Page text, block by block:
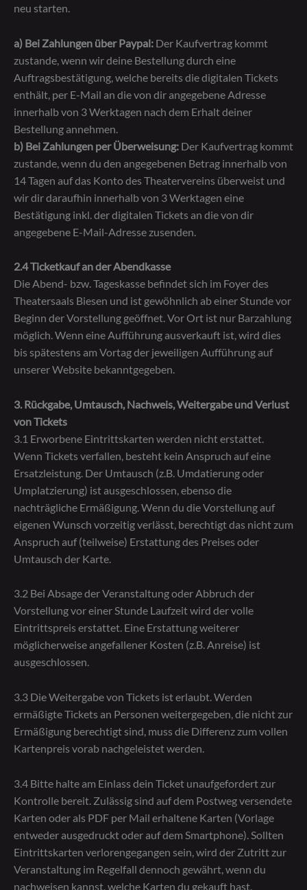
neu starten.
a) Bei Zahlungen über Paypal: Der Kaufvertrag kommt
zustande, wenn wir deine Bestellung durch eine
Auftragsbestätigung, welche bereits die digitalen Tickets
enthält, per E-Mail an die von dir angegebene Adresse
innerhalb von 3 Werktagen nach dem Erhalt deiner
Bestellung annehmen.
b) Bei Zahlungen per Überweisung: Der Kaufvertrag kommt
zustande, wenn du den angegebenen Betrag innerhalb von
14 Tagen auf das Konto des Theatervereins überweist und
wir dir daraufhin innerhalb von 3 Werktagen eine
Bestätigung inkl. der digitalen Tickets an die von dir
angegebene E-Mail-Adresse zusenden.
2.4 Ticketkauf an der Abendkasse
Die Abend- bzw. Tageskasse befindet sich im Foyer des
Theatersaals Biesen und ist gewöhnlich ab einer Stunde vor
Beginn der Vorstellung geöffnet. Vor Ort ist nur Barzahlung
möglich. Wenn eine Aufführung ausverkauft ist, wird dies
bis spätestens am Vortag der jeweiligen Aufführung auf
unserer Website bekanntgegeben.
3. Rückgabe, Umtausch, Nachweis, Weitergabe und Verlust
von Tickets
3.1 Erworbene Eintrittskarten werden nicht erstattet.
Wenn Tickets verfallen, besteht kein Anspruch auf eine
Ersatzleistung. Der Umtausch (z.B. Umdatierung oder
Umplatzierung) ist ausgeschlossen, ebenso die
nachträgliche Ermäßigung. Wenn du die Vorstellung auf
eigenen Wunsch vorzeitig verlässt, berechtigt das nicht zum
Anspruch auf (teilweise) Erstattung des Preises oder
Umtausch der Karte.
3.2 Bei Absage der Veranstaltung oder Abbruch der
Vorstellung vor einer Stunde Laufzeit wird der volle
Eintrittspreis erstattet. Eine Erstattung weiterer
möglicherweise angefallener Kosten (z.B. Anreise) ist
ausgeschlossen.
3.3 Die Weitergabe von Tickets ist erlaubt. Werden
ermäßigte Tickets an Personen weitergegeben, die nicht zur
Ermäßigung berechtigt sind, muss die Differenz zum vollen
Kartenpreis vorab nachgeleistet werden.
3.4 Bitte halte am Einlass dein Ticket unaufgefordert zur
Kontrolle bereit. Zulässig sind auf dem Postweg versendete
Karten oder als PDF per Mail erhaltene Karten (Vorlage
entweder ausgedruckt oder auf dem Smartphone). Sollten
Eintrittskarten verlorengegangen sein, wird der Zutritt zur
Veranstaltung im Regelfall dennoch gewährt, wenn du
nachweisen kannst, welche Karten du gekauft hast.